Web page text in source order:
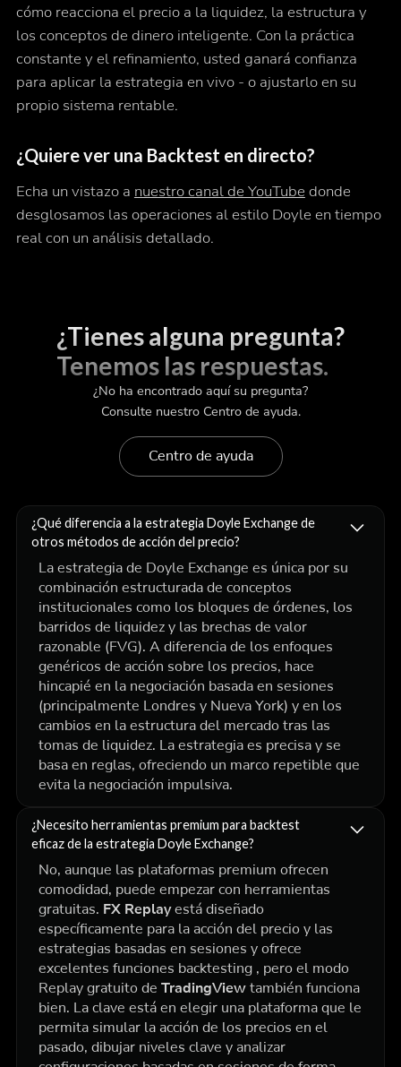
cómo reacciona el precio a la liquidez, la estructura y
los conceptos de dinero inteligente. Con la práctica
constante y el refinamiento, usted ganará confianza
para aplicar la estrategia en vivo - o ajustarlo en su
propio sistema rentable.
¿Quiere ver una Backtest en directo?
Echa un vistazo a nuestro canal de YouTube donde
desglosamos las operaciones al estilo Doyle en tiempo
real con un análisis detallado.
¿Tienes alguna pregunta?
Tenemos las respuestas.
¿No ha encontrado aquí su pregunta?
Consulte nuestro Centro de ayuda.
Centro de ayuda
¿Qué diferencia a la estrategia Doyle Exchange de
otros métodos de acción del precio?
La estrategia de Doyle Exchange es única por su
combinación estructurada de conceptos
institucionales como los bloques de órdenes, los
barridos de liquidez y las brechas de valor
razonable (FVG). A diferencia de los enfoques
genéricos de acción sobre los precios, hace
hincapié en la negociación basada en sesiones
(principalmente Londres y Nueva York) y en los
cambios en la estructura del mercado tras las
tomas de liquidez. La estrategia es precisa y se
basa en reglas, ofreciendo un marco repetible que
evita la negociación impulsiva.
¿Necesito herramientas premium para backtest
eficaz de la estrategia Doyle Exchange?
No, aunque las plataformas premium ofrecen
comodidad, puede empezar con herramientas
gratuitas. FX Replayestá diseñado
específicamente para la acción del precio y las
estrategias basadas en sesiones y ofrece
excelentes funciones backtesting , pero el modo
Replay gratuito de TradingViewtambién funciona
bien. La clave está en elegir una plataforma que le
permita simular la acción de los precios en el
pasado, dibujar niveles clave y analizar